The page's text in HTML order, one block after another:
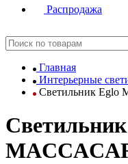
Распродажа
Главная
Интерьерные
Светильник Eglo